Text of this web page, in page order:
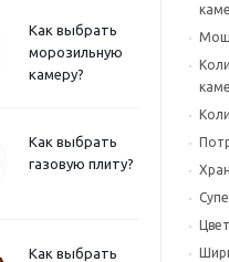
Как выбрать
морозильную
камеру?
Как выбрать
газовую плиту?
Как выбрать